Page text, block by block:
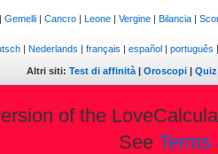
| Gemelli | Cancro | Leone | Vergine | Bilancia |
| Nederlands | français | español | português
Altri siti: Test di affinità | Oroscopi |
of the
See Terms